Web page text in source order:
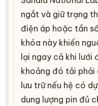
ngắt và giữ trạng
điện áp hoặc tần
khóa này khiến
lại ngay cả khi lưới
khoảng đó tải phải
lưu trữ nếu hệ có
dung lượng pin đủ